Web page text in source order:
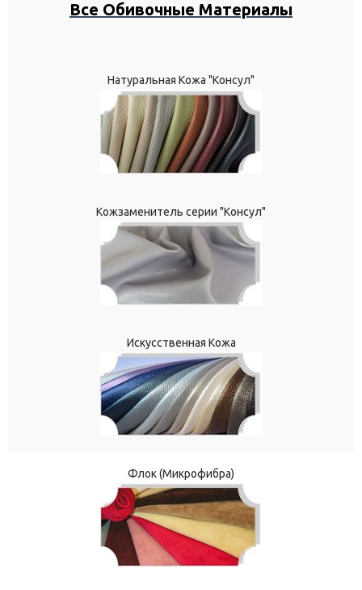
Все Обивочные Материалы
Натуральная Кожа "Консул"
Кожзаменитель серии "Консул"
Искусственная Кожа
Флок (Микрофибра)